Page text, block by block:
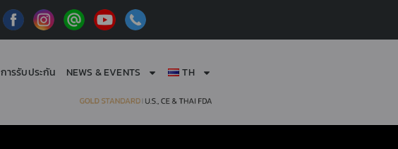
การรับประกัน NEWS & EVENTS TH